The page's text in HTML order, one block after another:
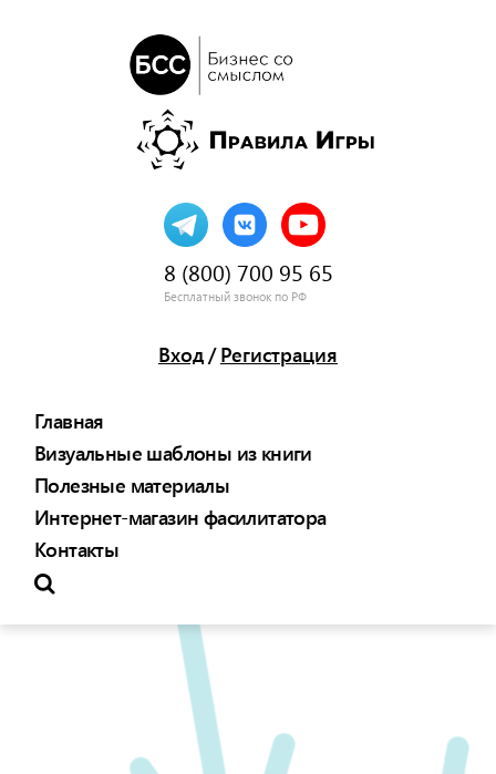
8 (800) 700 95 65
Бесплатный звонок по РФ
Вход/ Регистрация
Главная
Визуальные шаблоны из книги
Полезные материалы
Интернет-магазин фасилитатора
Контакты